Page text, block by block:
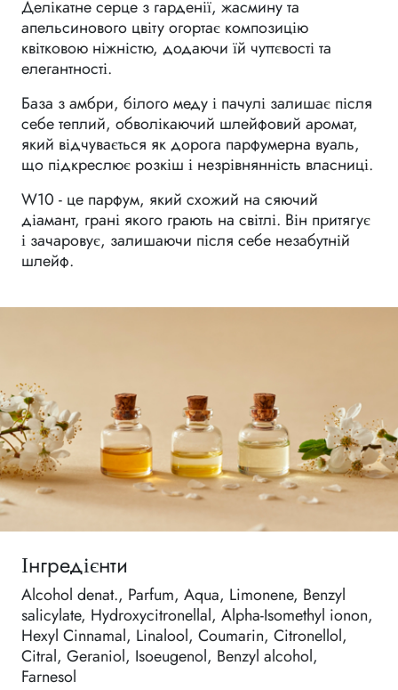
Делікатне серце з гарденії, жасмину та
апельсинового цвіту огортає композицію
квітковою ніжністю, додаючи їй чуттєвості та
елегантності.
База з амбри, білого меду і пачулі залишає після
себе теплий, обволікаючий шлейфовий аромат,
який відчувається як дорога парфумерна вуаль,
що підкреслює розкіш і незрівнянність власниці.
W10 - це парфум, який схожий на сяючий
діамант, грані якого грають на світлі. Він притягує
і зачаровує, залишаючи після себе незабутній
шлейф.
Інгредієнти
Alcohol denat., Parfum, Aqua, Limonene, Benzyl
salicylate, Hydroxycitronellal, Alpha-Isomethyl ionon,
Hexyl Cinnamal, Linalool, Coumarin, Citronellol,
Citral, Geraniol, Isoeugenol, Benzyl alcohol,
Farnesol